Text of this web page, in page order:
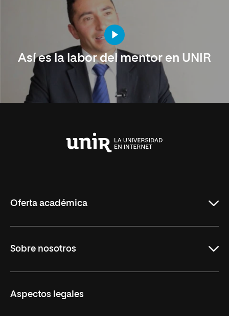
Así es la labor del mentor en UNIR
Oferta académica
Maestrías
Sobre nosotros
Trabaja en UNIR
Aspectos legales